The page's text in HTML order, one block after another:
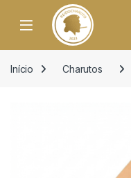
Open
Início Charutos